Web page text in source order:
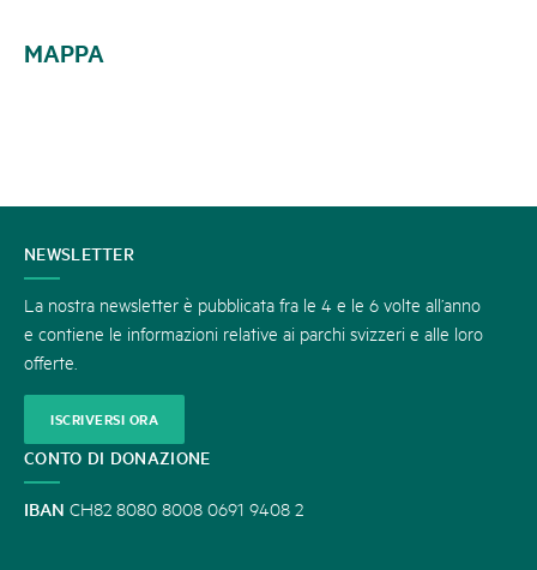
MAPPA
CONTATTATECI
NEWSLETTER
La nostra newsletter è pubblicata fra le 4 e le 6 volte all’anno
e contiene le informazioni relative ai parchi svizzeri e alle loro
offerte.
ISCRIVERSI ORA
CONTO DI DONAZIONE
IBAN CH82 8080 8008 0691 9408 2